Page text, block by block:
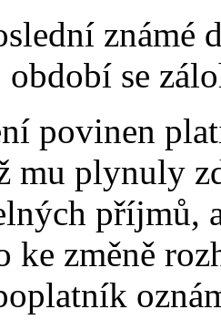
známé
se
povinen
mu plynuly
příjmů,
ke změně